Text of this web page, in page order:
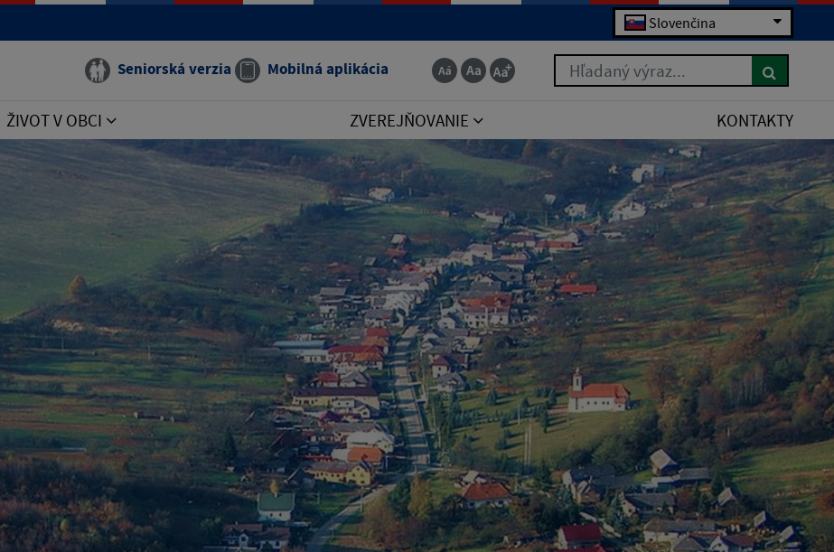
Slovenčina
Seniorská verzia Mobilná aplikácia Hľadaný výraz...
ŽIVOT V OBCI ZVEREJŇOVANIE KONTAKTY